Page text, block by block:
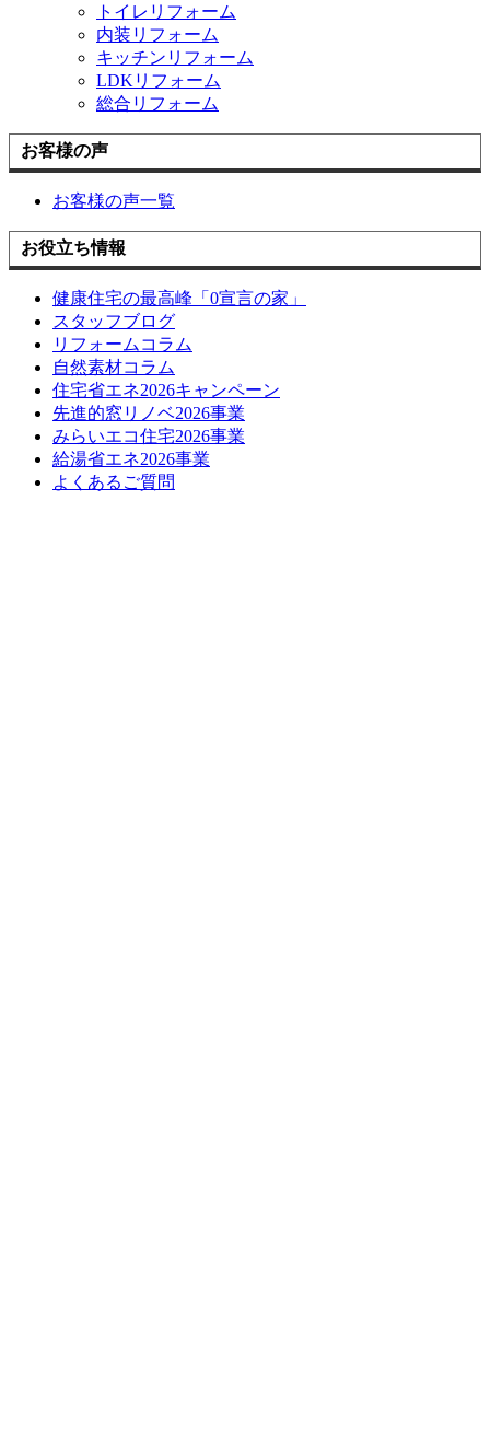
トイレリフォーム
内装リフォーム
キッチンリフォーム
LDKリフォーム
総合リフォーム
お客様の声
お客様の声一覧
お役立ち情報
健康住宅の最高峰「0宣言の家」
スタッフブログ
リフォームコラム
自然素材コラム
住宅省エネ2026キャンペーン
先進的窓リノベ2026事業
みらいエコ住宅2026事業
給湯省エネ2026事業
よくあるご質問